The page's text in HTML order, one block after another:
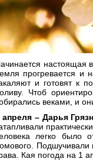
настоящая
прогревается и
и готовят к
Чтоб
веками, и
апреля – Дарья
легко было
Подшучивали
Кая погода на 1